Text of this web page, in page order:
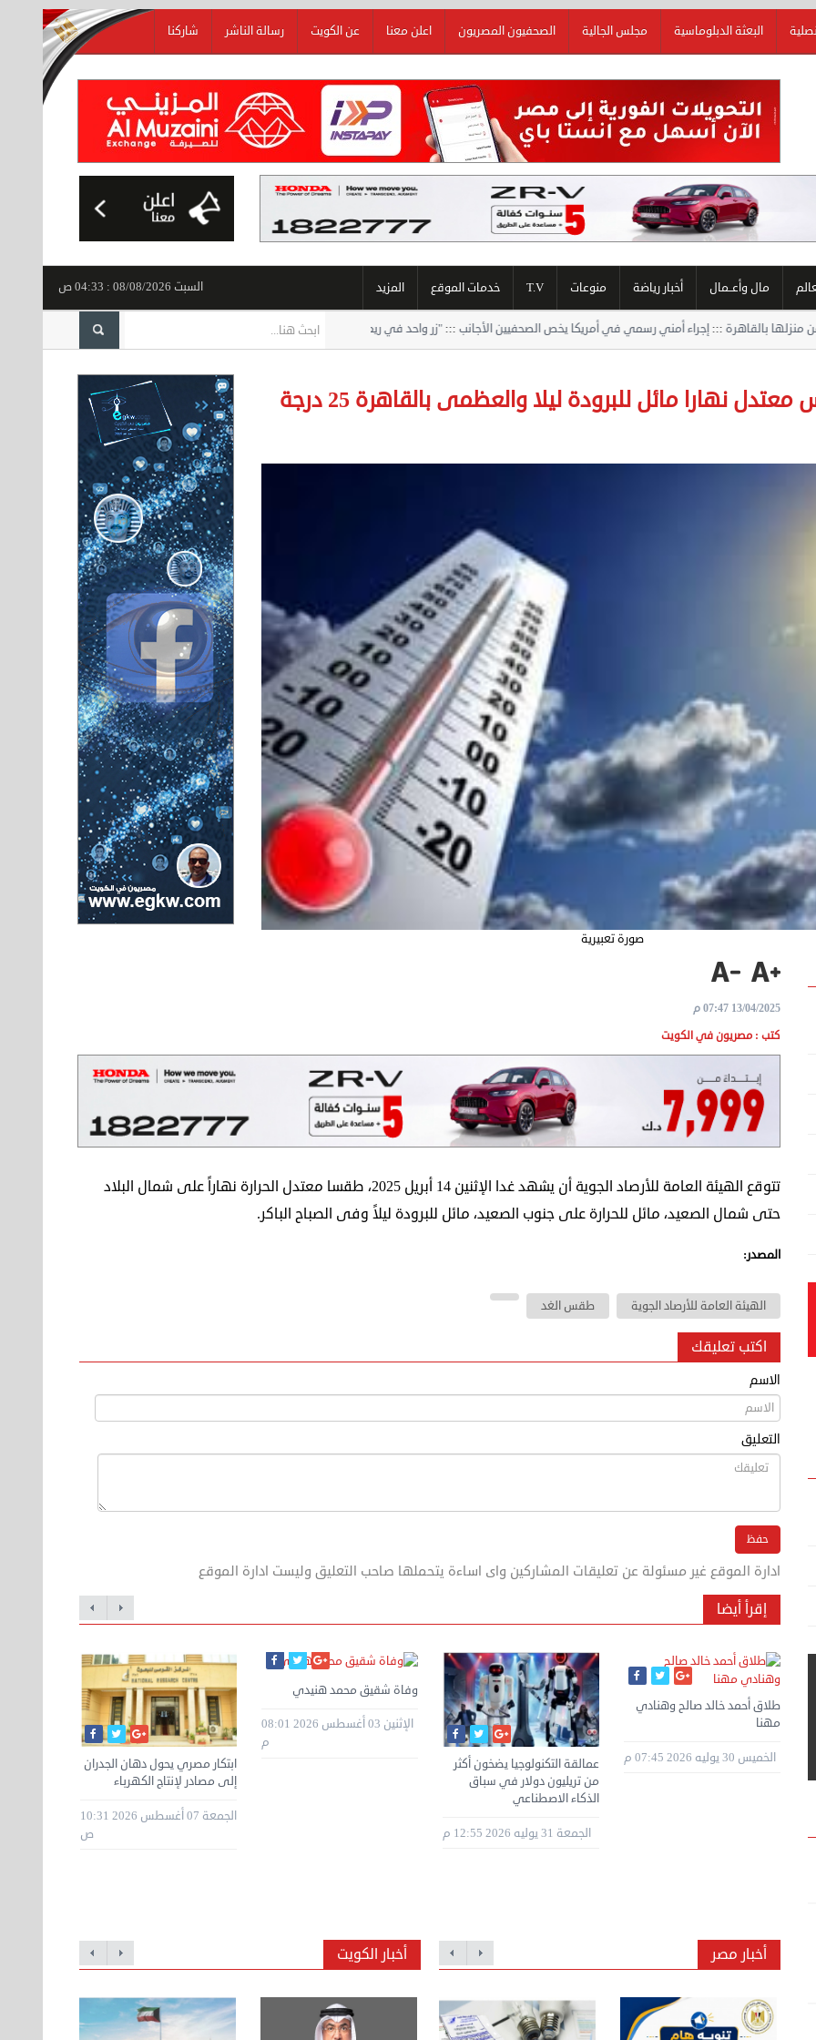
البعثة الدبلوماسية مجلس الجالية الصحفيون المصريون اعلن معنا عن الكويت رسالة الناشر شاركنا
مال وأعــمال أخبار رياضة منوعات T.V خدمات الموقع المزيد السبت 08/08/2026 : 04:33 ص
نهارا مائل للبرودة ليلا والعظمى بالقاهرة 25 درجة
صورة تعبيرية
13/04/2025 07:47 م
كتب : مصريون في الكويت
تتوقع الهيئة العامة للأرصاد الجوية أن يشهد غدا الإثنين 14 أبريل 2025، طقسا معتدل الحرارة نهاراً على شمال البلاد
حتى شمال الصعيد، مائل للحرارة على جنوب الصعيد، مائل للبرودة ليلاً وفى الصباح الباكر.
المصدر:
الهيئة العامة للأرصاد الجوية طقس الغد
اكتب تعليقك
الاسم
التعليق
ادارة الموقع غير مسئولة عن تعليقات المشاركين واى اساءة يتحملها صاحب التعليق وليست ادارة الموقع
إقرأ أيضا
ابتكار مصري يحول دهان الجدران
إلى مصادر لإنتاج الكهرباء
الجمعة 07 أغسطس 2026 10:31
ص
وفاة شقيق محمد هنيدي
الإثنين 03 أغسطس 2026 08:01
م
عمالقة التكنولوجيا يضخون أكثر
من تريليون دولار في سباق
الذكاء الاصطناعي
الجمعة 31 يوليه 2026 12:55 م
طلاق أحمد خالد صالح وهنادي
مهنا
الخميس 30 يوليه 2026 07:45 م
أخبار الكويت أخبار مصر